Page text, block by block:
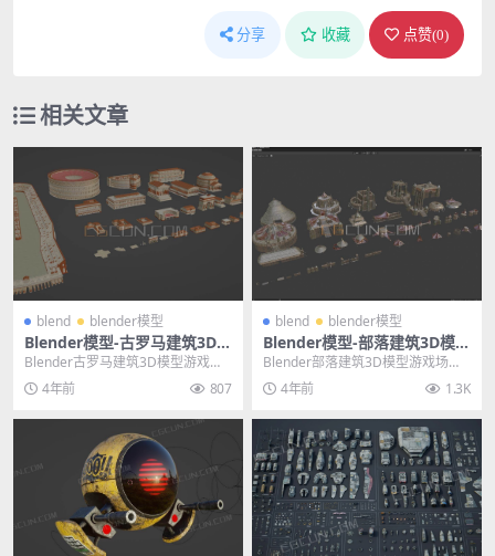
分享 收藏 点赞(0)
相关文章
blend blender模型
Blender模型-古罗马建筑3D模
型游戏场景模型素材
Blender古罗马建筑3D模型游戏场
景模型素材 其他推荐: Blender模
型...4年前 807
blend blender模型
Blender模型-部落建筑3D模型
游戏场景模型素材
Blender部落建筑3D模型游戏场景
模型素材 其他推荐: Blender模型-...
4年前 1.3K